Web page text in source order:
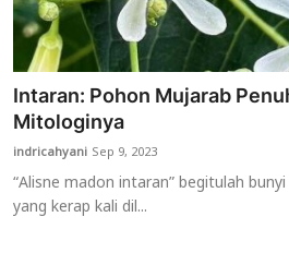
Intaran: Pohon Mujarab
Mitologinya
indricahyani Sep 9, 2023
“Alisne madon intaran” begitulah
yang kerap kali dil...